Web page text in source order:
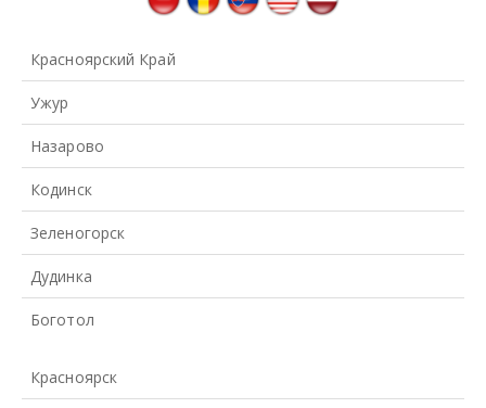
Красноярский Край
Ужур
Назарово
Кодинск
Зеленогорск
Дудинка
Боготол
Красноярск